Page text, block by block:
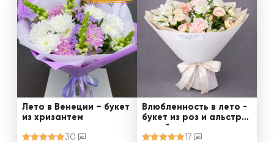
Лето в Венеции – букет
из хризантем
30
Влюбленность в лето -
букет из роз и альстро
мерий
17